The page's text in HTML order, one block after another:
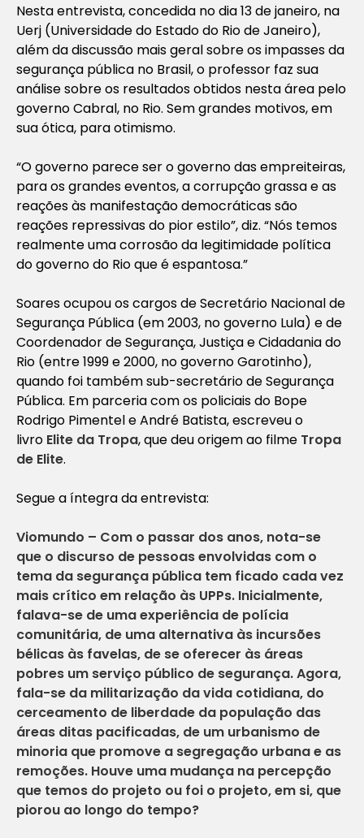
Nesta entrevista, concedida no dia 13 de janeiro, na
Uerj (Universidade do Estado do Rio de Janeiro),
além da discussão mais geral sobre os impasses da
segurança pública no Brasil, o professor faz sua
análise sobre os resultados obtidos nesta área pelo
governo Cabral, no Rio. Sem grandes motivos, em
sua ótica, para otimismo.
“O governo parece ser o governo das empreiteiras,
para os grandes eventos, a corrupção grassa e as
reações às manifestação democráticas são
reações repressivas do pior estilo”, diz. “Nós temos
realmente uma corrosão da legitimidade política
do governo do Rio que é espantosa.”
Soares ocupou os cargos de Secretário Nacional de
Segurança Pública (em 2003, no governo Lula) e de
Coordenador de Segurança, Justiça e Cidadania do
Rio (entre 1999 e 2000, no governo Garotinho),
quando foi também sub-secretário de Segurança
Pública. Em parceria com os policiais do Bope
Rodrigo Pimentel e André Batista, escreveu o
livro Elite da Tropa, que deu origem ao filme Tropa
de Elite.
Segue a íntegra da entrevista:
Viomundo – Com o passar dos anos, nota-se
que o discurso de pessoas envolvidas com o
tema da segurança pública tem ficado cada vez
mais crítico em relação às UPPs. Inicialmente,
falava-se de uma experiência de polícia
comunitária, de uma alternativa às incursões
bélicas às favelas, de se oferecer às áreas
pobres um serviço público de segurança. Agora,
fala-se da militarização da vida cotidiana, do
cerceamento de liberdade da população das
áreas ditas pacificadas, de um urbanismo de
minoria que promove a segregação urbana e as
remoções. Houve uma mudança na percepção
que temos do projeto ou foi o projeto, em si, que
piorou ao longo do tempo?